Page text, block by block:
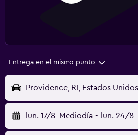
Entrega en el mismo punto
lun. 17/8 Mediodía - lun. 24/8